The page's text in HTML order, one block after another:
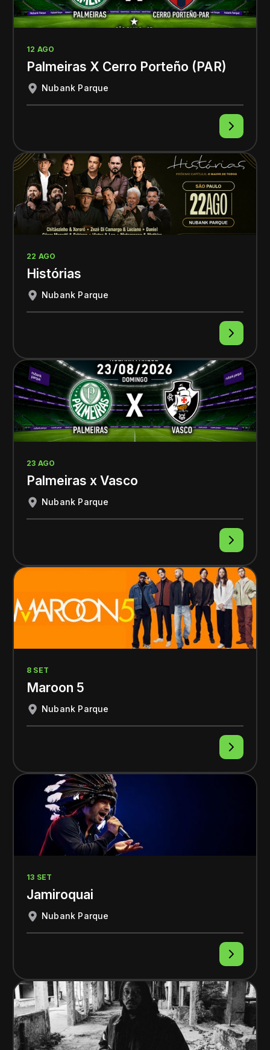
12 AGO
Palmeiras X Cerro Porteño (PAR)
Nubank Parque
22 AGO
Histórias
Nubank Parque
23 AGO
Palmeiras x Vasco
Nubank Parque
8 SET
Maroon 5
Nubank Parque
13 SET
Jamiroquai
Nubank Parque